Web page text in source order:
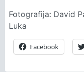
Fotografija: David
Luka
Facebook